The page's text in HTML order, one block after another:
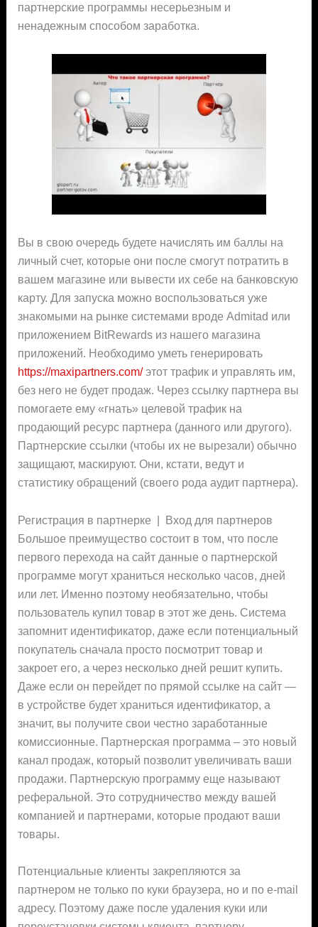
партнерские программы несерьезным и
ненадежным способом заработка.
Вы в свою очередь будете начислять им баллы на
личный счет, которые они после смогут потратить в
вашем магазине или вывести их себе на банковскую
карту. Для запуска можно воспользоваться уже
знакомыми на рынке системами вроде Admitad или
приложением BitRewards из нашего магазина
приложений. Необходимо уметь генерировать
https://maxipartners.com/этот трафик и управлять им,
без него не будет продаж. Через ссылку партнера вы
помогаете ему «гнать» целевой трафик на
продающий ресурс партнера (данного или другого).
Партнерские ссылки (чтобы их не вырезали) обычно
защищают, маскируют. Они, кстати, ведут и
статистику обращений (своего рода аудит партнера).
Регистрация в партнерке | Вход для партнеров
Большое преимущество состоит в том, что после
первого перехода на сайт данные о партнерской
программе могут храниться несколько часов, дней
или лет. Именно поэтому необязательно, чтобы
пользователь купил товар в этот же день. Система
запомнит идентификатор, даже если потенциальный
покупатель сначала просто посмотрит товар и
закроет его, а через несколько дней решит купить.
Даже если он перейдет по прямой ссылке на сайт —
в устройстве будет храниться идентификатор, а
значит, вы получите свои честно заработанные
комиссионные. Партнерская программа – это новый
канал продаж, который позволит увеличивать ваши
продажи. Партнерскую программу еще называют
реферальной. Это сотрудничество между вашей
компанией и партнерами, которые продают ваши
товары.
Потенциальные клиенты закрепляются за
партнером не только по куки браузера, но и по e-mail
адресу. Поэтому даже после удаления куки или